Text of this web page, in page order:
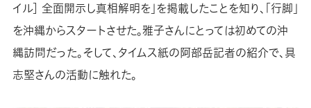
イル］ 全面開示し真相解明を」を掲載したことを知り、「行脚」
を沖縄からスタートさせた。雅子さんにとっては初めての沖
縄訪問だった。そして、タイムス紙の阿部岳記者の紹介で、具
志堅さんの活動に触れた。